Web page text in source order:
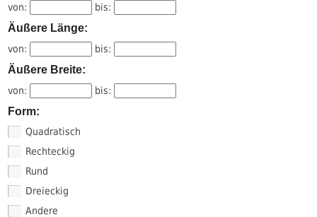
von: bis:
Äußere Länge:
von: bis:
Äußere Breite:
von: bis:
Form:
Quadratisch
Rechteckig
Rund
Dreieckig
Andere